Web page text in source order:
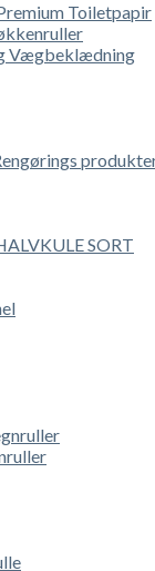
Toiletpapir
Vægbeklædning
SORT